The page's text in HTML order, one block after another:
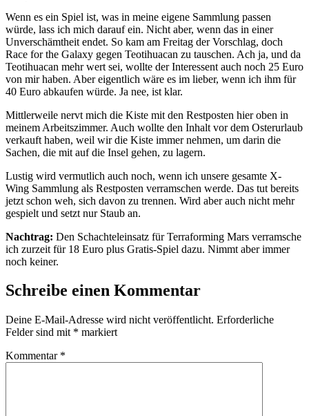
Wenn es ein Spiel ist, was in meine eigene Sammlung passen
würde, lass ich mich darauf ein. Nicht aber, wenn das in einer
Unverschämtheit endet. So kam am Freitag der Vorschlag, doch
Race for the Galaxy gegen Teotihuacan zu tauschen. Ach ja, und da
Teotihuacan mehr wert sei, wollte der Interessent auch noch 25 Euro
von mir haben. Aber eigentlich wäre es im lieber, wenn ich ihm für
40 Euro abkaufen würde. Ja nee, ist klar.
Mittlerweile nervt mich die Kiste mit den Restposten hier oben in
meinem Arbeitszimmer. Auch wollte den Inhalt vor dem Osterurlaub
verkauft haben, weil wir die Kiste immer nehmen, um darin die
Sachen, die mit auf die Insel gehen, zu lagern.
Lustig wird vermutlich auch noch, wenn ich unsere gesamte X-
Wing Sammlung als Restposten verramschen werde. Das tut bereits
jetzt schon weh, sich davon zu trennen. Wird aber auch nicht mehr
gespielt und setzt nur Staub an.
Nachtrag: Den Schachteleinsatz für Terraforming Mars verramsche
ich zurzeit für 18 Euro plus Gratis-Spiel dazu. Nimmt aber immer
noch keiner.
Schreibe einen Kommentar
Deine E-Mail-Adresse wird nicht veröffentlicht. Erforderliche
Felder sind mit * markiert
Kommentar *